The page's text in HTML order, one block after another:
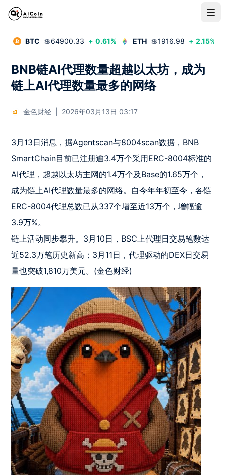
BTC 💲64900.33 + 0.61% ETH 💲1916.98 + 2.15%
BNB链AI代理数量超越以太坊，成为
链上AI代理数量最多的网络
金色财经 2026年03月13日 03:17
3月13日消息，据Agentscan与8004scan数据，BNB
SmartChain目前已注册逾3.4万个采用ERC-8004标准的
AI代理，超越以太坊主网的1.4万个及Base的1.65万个，
成为链上AI代理数量最多的网络。自今年年初至今，各链
ERC-8004代理总数已从337个增至近13万个，增幅逾
3.9万%。
链上活动同步攀升。3月10日，BSC上代理日交易笔数达
近52.3万笔历史新高；3月11日，代理驱动的DEX日交易
量也突破1,810万美元。(金色财经)